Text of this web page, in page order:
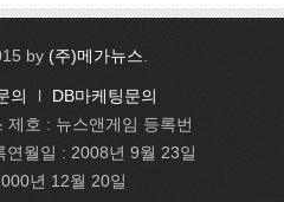
by (주)메가뉴스
의 l
DB마케팅문의
제호 : 뉴스앤게임 등록번
연월일 : 2008년 9월 23일
년 12월 20일